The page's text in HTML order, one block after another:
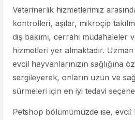
Veterinerlik hizmetlerimiz
kontrolleri, aşılar, mikroçip
diş bakımı, cerrahi müdahaleler
hizmetleri yer almaktadır.
evcil hayvanlarınızın sağlığına
sergileyerek, onların uzun ve
sürmeleri için en iyi tedavi
Petshop bölümümüzde ise, evcil